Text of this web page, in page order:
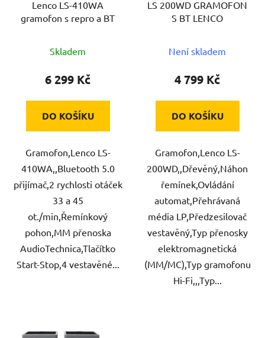
Lenco LS-410WA
gramofon s repro a BT
Skladem
6 299 Kč
DO KOŠÍKU
Gramofon,Lenco LS-
410WA,,Bluetooth 5.0
přijímač,2 rychlosti otáček
33 a 45
ot./min,Řemínkový
pohon,MM přenoska
AudioTechnica,Tlačítko
Start-Stop,4 vestavěné...
LS 200WD GRAMOFON
S BT LENCO
Není skladem
4 799 Kč
DO KOŠÍKU
Gramofon,Lenco LS-
200WD,,Dřevěný,Náhon
řemínek,Ovládání
automat,Přehrávaná
média LP,Předzesilovač
vestavěný,Typ přenosky
elektromagnetická
(MM/MC),Typ gramofonu
Hi-Fi,,,Typ...